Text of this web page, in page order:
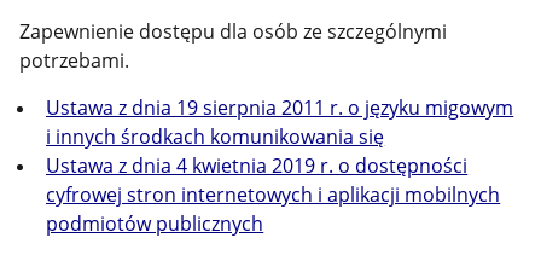
Zapewnienie dostępu dla osób ze szczególnymi
potrzebami.
Ustawa z dnia 19 sierpnia 2011 r. o języku migowym
i innych środkach komunikowania się
Ustawa z dnia 4 kwietnia 2019 r. o dostępności
cyfrowej stron internetowych i aplikacji mobilnych
podmiotów publicznych